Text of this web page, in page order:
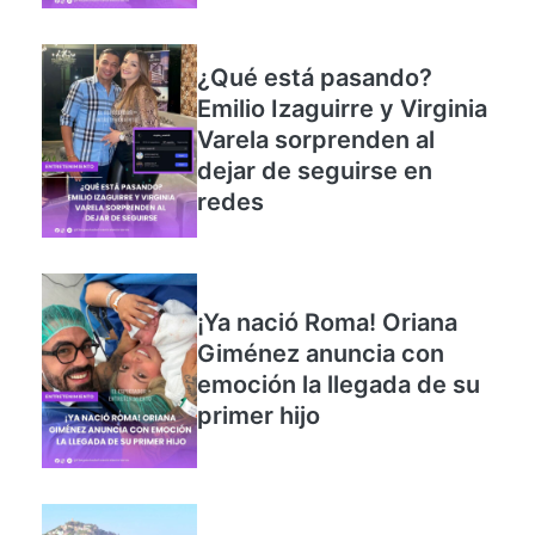
¿Qué está pasando?
Emilio Izaguirre y Virginia
Varela sorprenden al
dejar de seguirse en
¡Ya nació Roma! Oriana
Giménez anuncia con
emoción la llegada de su